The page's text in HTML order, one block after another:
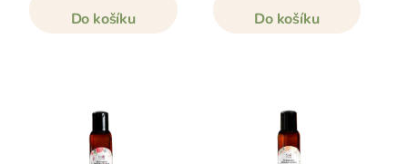
Do košíku Do košíku